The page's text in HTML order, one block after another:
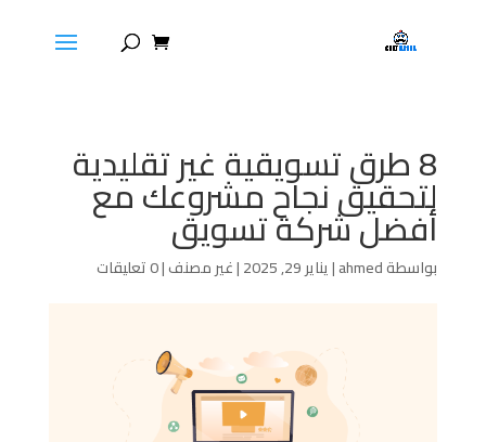
8 طرق تسويقية غير تقليدية
لتحقيق نجاح مشروعك مع
أفضل شركة تسويق
بواسطةahmed
|يناير 29, 2025 |غير مصنف|0 تعليقات